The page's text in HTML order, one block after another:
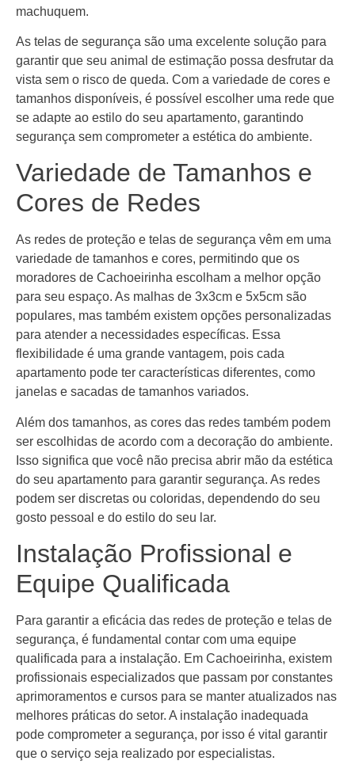
machuquem.
As telas de segurança são uma excelente solução para
garantir que seu animal de estimação possa desfrutar da
vista sem o risco de queda. Com a variedade de cores e
tamanhos disponíveis, é possível escolher uma rede que
se adapte ao estilo do seu apartamento, garantindo
segurança sem comprometer a estética do ambiente.
Variedade de Tamanhos e
Cores de Redes
As redes de proteção e telas de segurança vêm em uma
variedade de tamanhos e cores, permitindo que os
moradores de Cachoeirinha escolham a melhor opção
para seu espaço. As malhas de 3x3cm e 5x5cm são
populares, mas também existem opções personalizadas
para atender a necessidades específicas. Essa
flexibilidade é uma grande vantagem, pois cada
apartamento pode ter características diferentes, como
janelas e sacadas de tamanhos variados.
Além dos tamanhos, as cores das redes também podem
ser escolhidas de acordo com a decoração do ambiente.
Isso significa que você não precisa abrir mão da estética
do seu apartamento para garantir segurança. As redes
podem ser discretas ou coloridas, dependendo do seu
gosto pessoal e do estilo do seu lar.
Instalação Profissional e
Equipe Qualificada
Para garantir a eficácia das redes de proteção e telas de
segurança, é fundamental contar com uma equipe
qualificada para a instalação. Em Cachoeirinha, existem
profissionais especializados que passam por constantes
aprimoramentos e cursos para se manter atualizados nas
melhores práticas do setor. A instalação inadequada
pode comprometer a segurança, por isso é vital garantir
que o serviço seja realizado por especialistas.